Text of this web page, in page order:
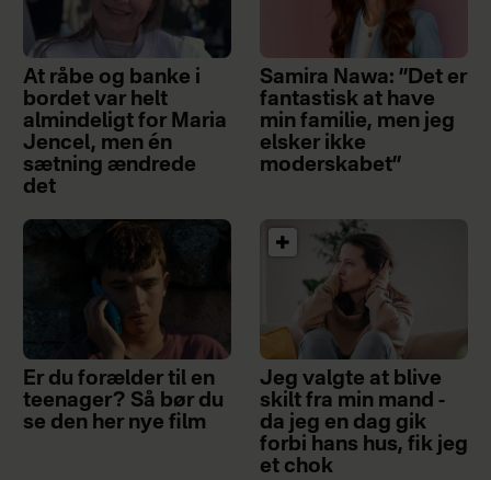
At råbe og banke i
bordet var helt
almindeligt for Maria
Jencel, men én
sætning ændrede
det
Samira Nawa: ”Det er
fantastisk at have
min familie, men jeg
elsker ikke
moderskabet”
Er du forælder til en
teenager? Så bør du
se den her nye film
Jeg valgte at blive
skilt fra min mand -
da jeg en dag gik
forbi hans hus, fik jeg
et chok